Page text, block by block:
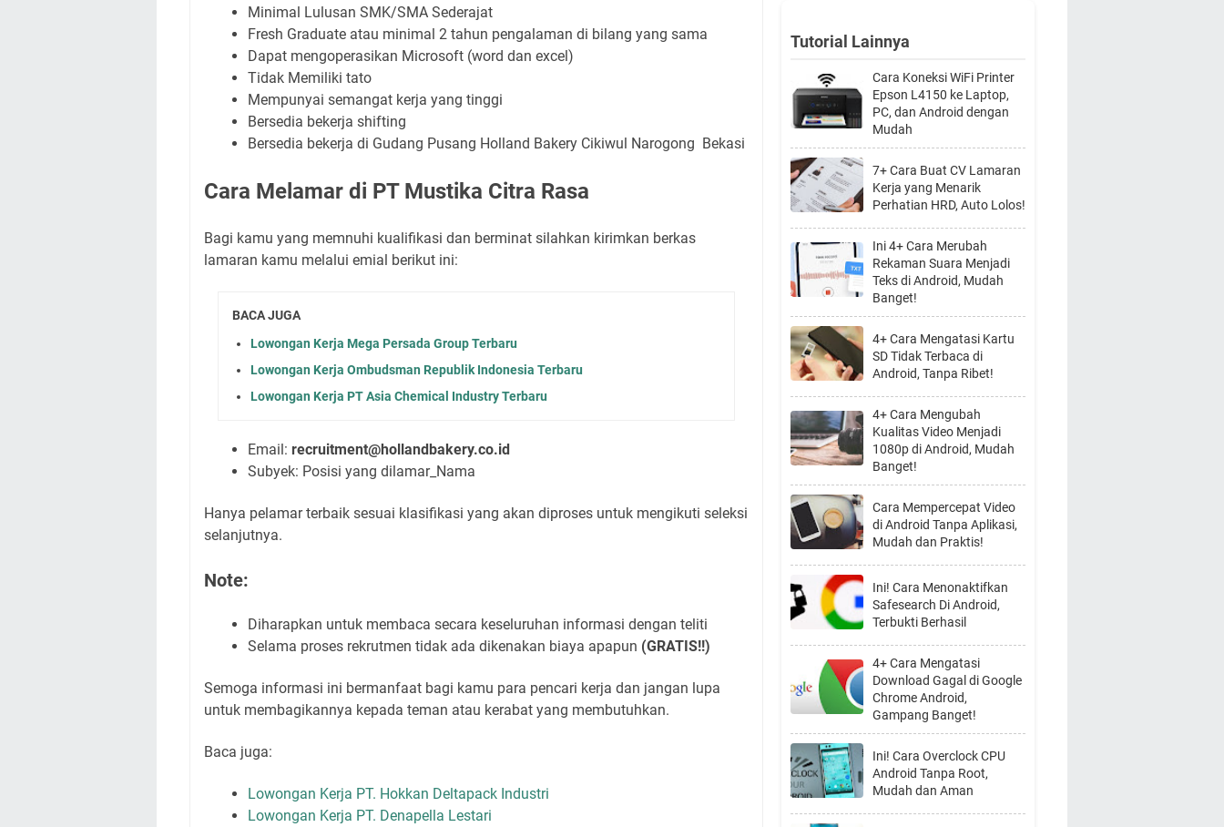
Minimal Lulusan SMK/SMA Sederajat
Fresh Graduate atau minimal 2 tahun pengalaman di bilang yang sama
Dapat mengoperasikan Microsoft (word dan excel)
Tidak Memiliki tato
Mempunyai semangat kerja yang tinggi
Bersedia bekerja shifting
Bersedia bekerja di Gudang Pusang Holland Bakery Cikiwul Narogong Bekasi
Cara Melamar di PT Mustika Citra Rasa
Bagi kamu yang memnuhi kualifikasi dan berminat silahkan kirimkan berkas
lamaran kamu melalui emial berikut ini:
BACA JUGA
Lowongan Kerja Mega Persada Group Terbaru
Lowongan Kerja Ombudsman Republik Indonesia Terbaru
Lowongan Kerja PT Asia Chemical Industry Terbaru
Email: recruitment@hollandbakery.co.id
Subyek: Posisi yang dilamar_Nama
Hanya pelamar terbaik sesuai klasifikasi yang akan diproses untuk mengikuti seleksi
selanjutnya.
Note:
Diharapkan untuk membaca secara keseluruhan informasi dengan teliti
Selama proses rekrutmen tidak ada dikenakan biaya apapun (GRATIS!!)
Semoga informasi ini bermanfaat bagi kamu para pencari kerja dan jangan lupa
untuk membagikannya kepada teman atau kerabat yang membutuhkan.
Baca juga:
Lowongan Kerja PT. Hokkan Deltapack Industri
Lowongan Kerja PT. Denapella Lestari
Tutorial Lainnya
Cara Koneksi WiFi Printer
Epson L4150 ke Laptop,
PC, dan Android dengan
Mudah
7+ Cara Buat CV Lamaran
Kerja yang Menarik
Perhatian HRD, Auto Lolos!
Ini 4+ Cara Merubah
Rekaman Suara Menjadi
Teks di Android, Mudah
Banget!
4+ Cara Mengatasi Kartu
SD Tidak Terbaca di
Android, Tanpa Ribet!
4+ Cara Mengubah
Kualitas Video Menjadi
1080p di Android, Mudah
Banget!
Cara Mempercepat Video
di Android Tanpa Aplikasi,
Mudah dan Praktis!
Ini! Cara Menonaktifkan
Safesearch Di Android,
Terbukti Berhasil
4+ Cara Mengatasi
Download Gagal di Google
Chrome Android,
Gampang Banget!
Ini! Cara Overclock CPU
Android Tanpa Root,
Mudah dan Aman